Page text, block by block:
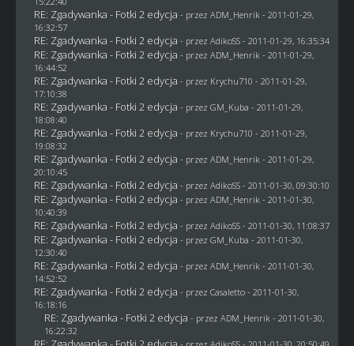
RE: Zgadywanka - Fotki 2 edycja - przez ADM_Henrik - 2011-01-29,
16:32:57
RE: Zgadywanka - Fotki 2 edycja - przez AdikoSS - 2011-01-29, 16:35:34
RE: Zgadywanka - Fotki 2 edycja - przez ADM_Henrik - 2011-01-29,
16:44:52
RE: Zgadywanka - Fotki 2 edycja - przez Krychu710 - 2011-01-29,
17:10:38
RE: Zgadywanka - Fotki 2 edycja - przez GM_Kuba - 2011-01-29,
18:08:40
RE: Zgadywanka - Fotki 2 edycja - przez Krychu710 - 2011-01-29,
19:08:32
RE: Zgadywanka - Fotki 2 edycja - przez ADM_Henrik - 2011-01-29,
20:10:45
RE: Zgadywanka - Fotki 2 edycja - przez AdikoSS - 2011-01-30, 09:30:10
RE: Zgadywanka - Fotki 2 edycja - przez ADM_Henrik - 2011-01-30,
10:40:39
RE: Zgadywanka - Fotki 2 edycja - przez AdikoSS - 2011-01-30, 11:08:37
RE: Zgadywanka - Fotki 2 edycja - przez GM_Kuba - 2011-01-30,
12:30:40
RE: Zgadywanka - Fotki 2 edycja - przez ADM_Henrik - 2011-01-30,
14:52:52
RE: Zgadywanka - Fotki 2 edycja - przez Casaletto- 2011-01-30,
16:18:16
RE: Zgadywanka - Fotki 2 edycja - przez ADM_Henrik - 2011-01-30,
16:22:32